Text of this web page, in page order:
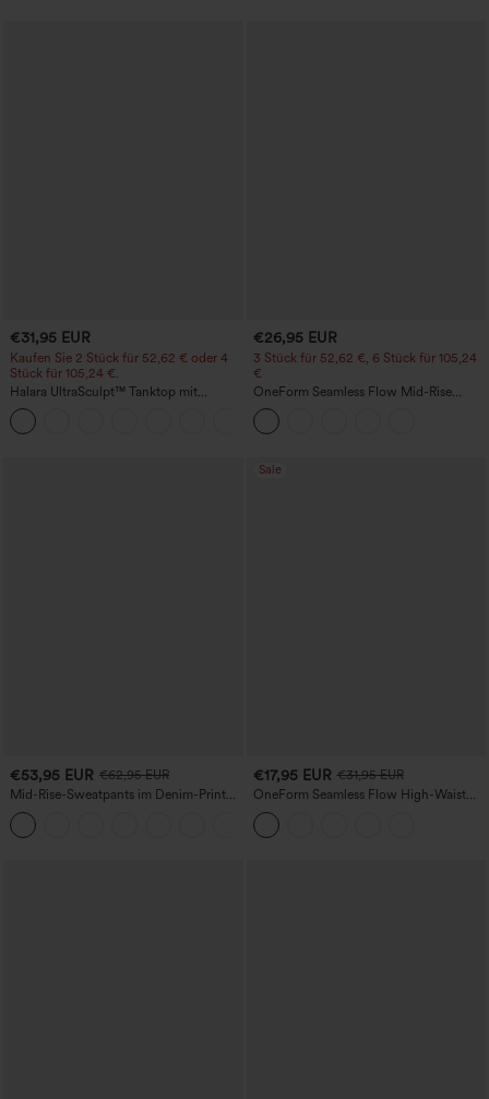
€31,95 EUR
Kaufen Sie 2 Stück für 52,62 € oder 4
Stück für 105,24 €.
Halara UltraSculpt™ Tanktop mit
Rundhalsausschnitt und
geschwungenem Saum
€26,95 EUR
3 Stück für 52,62 €, 6 Stück für 105,24
€
OneForm Seamless Flow Mid-Rise
Yoga-Leggings - mittelhoher Bund,
bauchformend und mit Po-Lifting-
Effekt
€53,95 EUR €62,95 EUR
Mid-Rise-Sweatpants im Denim-Print
aus French Terry, lässig, mit Taschen
Sale
€17,95 EUR €31,95 EUR
OneForm Seamless Flow High-Waist
Yogaleggings – nahtlos, mit hoher
Taille, bauchformend und mit
Hebeeffekt für den Po